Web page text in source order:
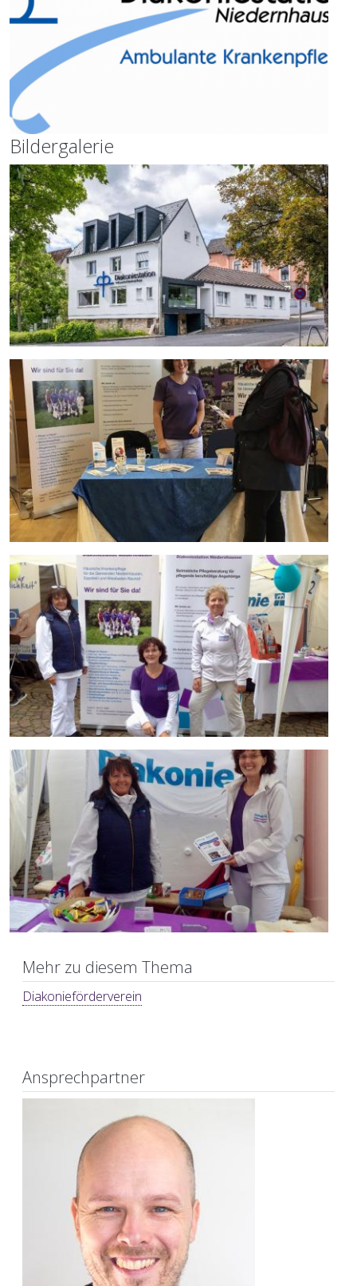
Bildergalerie
Mehr zu diesem Thema
Diakonieförderverein
Ansprechpartner